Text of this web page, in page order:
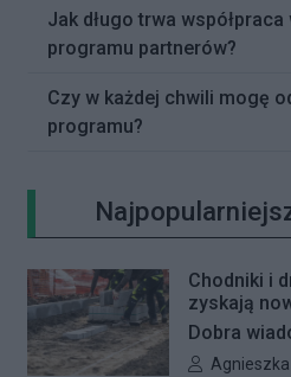
Jak długo trwa współpraca
programu partnerów?
Czy w każdej chwili mogę
programu?
Chodniki i
zyskają
Dobra
Woli i
AutorAgnieszka